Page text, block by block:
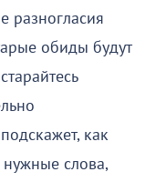
разногласия
обиды будут
как
нужные слова,